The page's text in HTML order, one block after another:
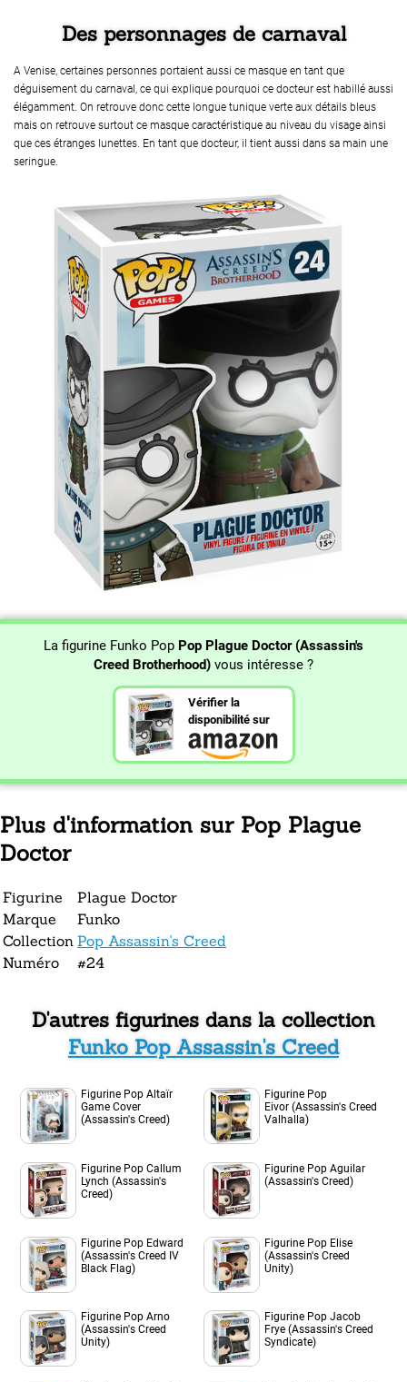
Des personnages de carnaval
A Venise, certaines personnes portaient aussi ce masque en tant que
déguisement du carnaval, ce qui explique pourquoi ce docteur est habillé aussi
élégamment. On retrouve donc cette longue tunique verte aux détails bleus
mais on retrouve surtout ce masque caractéristique au niveau du visage ainsi
que ces étranges lunettes. En tant que docteur, il tient aussi dans sa main une
seringue.
La figurine Funko Pop Pop Plague Doctor (Assassin's
Creed Brotherhood) vous intéresse ?
Vérifier la
disponibilité sur
Plus d'information sur Pop Plague
Doctor
Figurine
Plague Doctor
Marque
Funko
Collection Pop Assassin's Creed
Numéro
#24
D'autres figurines dans la collection
Funko Pop Assassin's Creed
Figurine Pop Altaïr
Game Cover
(Assassin's Creed)
Figurine Pop
Eivor (Assassin's Creed
Valhalla)
Figurine Pop Callum
Lynch (Assassin's
Creed)
Figurine Pop Aguilar
(Assassin's Creed)
Figurine Pop Edward
(Assassin's Creed IV
Black Flag)
Figurine Pop Elise
(Assassin's Creed
Unity)
Figurine Pop Arno
(Assassin's Creed
Unity)
Figurine Pop Jacob
Frye (Assassin's Creed
Syndicate)